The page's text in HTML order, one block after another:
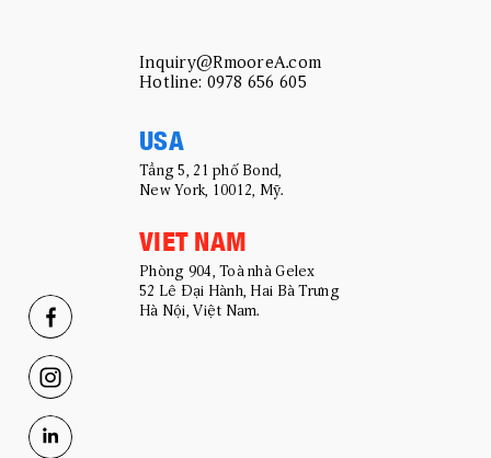
Inquiry@RmooreA.com
Hotline: 0978 656 605
USA
Tầng 5, 21 phố Bond,
New York, 10012, Mỹ.
VIET NAM
Phòng 904, Toà nhà Gelex
52 Lê Đại Hành, Hai Bà Trưng
Hà Nội, Việt Nam.